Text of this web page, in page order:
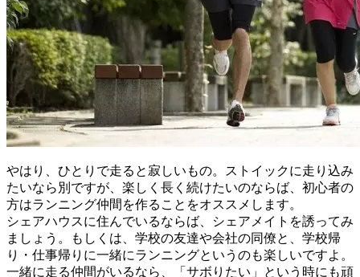
やはり、ひとりで走ると寂しいもの。ストイックに走り込み
たいなら別ですが、楽しく長く続けたいのならば、初心者の
方はランニング仲間を作ることをオススメします。
シェアハウスに住んでいるならば、シェアメイトを誘ってみ
ましょう。もしくは、学校の友達や会社の同僚と、学校帰
り・仕事帰りに一緒にランニングというのも楽しいですよ。
一緒に走る仲間がいるなら、「サボりたい」という時にも頑